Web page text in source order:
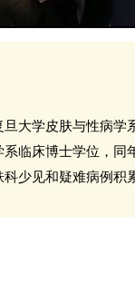
旦大学皮肤与性病学
系临床博士学位，同
少见和疑难病例积